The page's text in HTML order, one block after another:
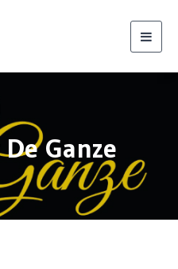
Ganze